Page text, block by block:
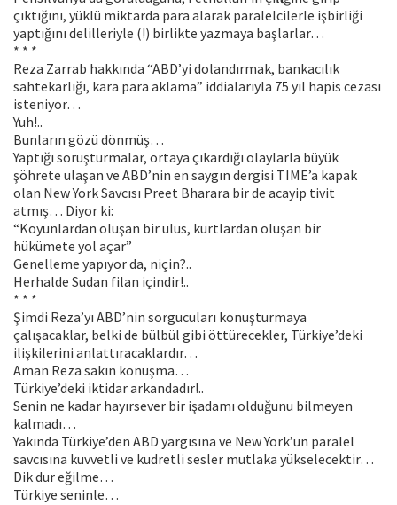
çıktığını, yüklü miktarda para alarak paralelcilerle işbirliği
yaptığını delilleriyle (!) birlikte yazmaya başlarlar…
* * *
Reza Zarrab hakkında “ABD’yi dolandırmak, bankacılık
sahtekarlığı, kara para aklama” iddialarıyla 75 yıl hapis cezası
isteniyor…
Yuh!..
Bunların gözü dönmüş…
Yaptığı soruşturmalar, ortaya çıkardığı olaylarla büyük
şöhrete ulaşan ve ABD’nin en saygın dergisi TIME’a kapak
olan New York Savcısı Preet Bharara bir de acayip tivit
atmış… Diyor ki:
“Koyunlardan oluşan bir ulus, kurtlardan oluşan bir
hükümete yol açar”
Genelleme yapıyor da, niçin?..
Herhalde Sudan filan içindir!..
* * *
Şimdi Reza’yı ABD’nin sorgucuları konuşturmaya
çalışacaklar, belki de bülbül gibi öttürecekler, Türkiye’deki
ilişkilerini anlattıracaklardır…
Aman Reza sakın konuşma…
Türkiye’deki iktidar arkandadır!..
Senin ne kadar hayırsever bir işadamı olduğunu bilmeyen
kalmadı…
Yakında Türkiye’den ABD yargısına ve New York’un paralel
savcısına kuvvetli ve kudretli sesler mutlaka yükselecektir…
Dik dur eğilme…
Türkiye seninle…